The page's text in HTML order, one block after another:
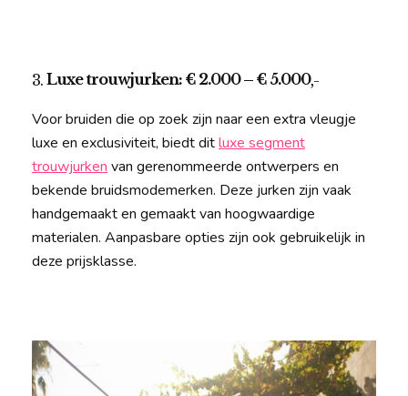
3. Luxe trouwjurken: € 2.000 – € 5.000,-
Voor bruiden die op zoek zijn naar een extra vleugje
luxe en exclusiviteit, biedt ditluxe segment
trouwjurken van gerenommeerde ontwerpers en
bekende bruidsmodemerken. Deze jurken zijn vaak
handgemaakt en gemaakt van hoogwaardige
materialen. Aanpasbare opties zijn ook gebruikelijk in
deze prijsklasse.